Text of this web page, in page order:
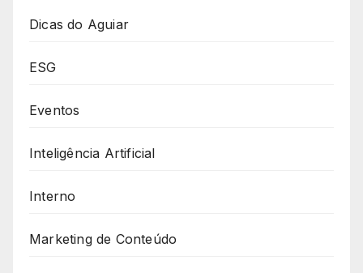
Dicas do Aguiar
ESG
Eventos
Inteligência Artificial
Interno
Marketing de Conteúdo